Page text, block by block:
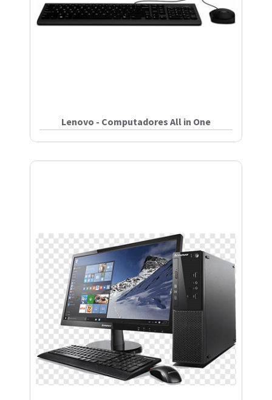
Lenovo - Computadores All in One